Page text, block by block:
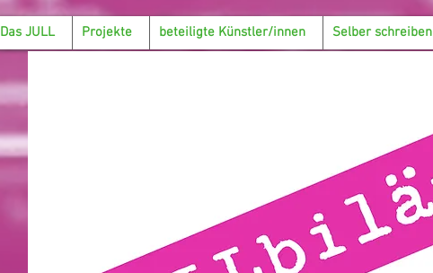
Das JULL Projekte beteiligte Künstler/innen Selber schreiben